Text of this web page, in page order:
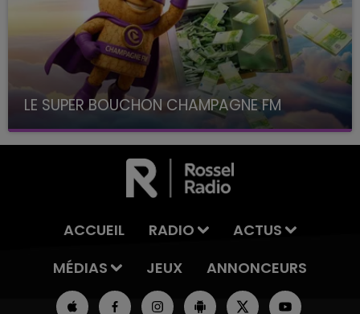
LE SUPER BOUCHON CHAMPAGNE FM
avec La Famille Champagne FM, à 8H10
ACCUEIL RADIO
ACTUS
MÉDIAS
JEUX ANNONCEURS